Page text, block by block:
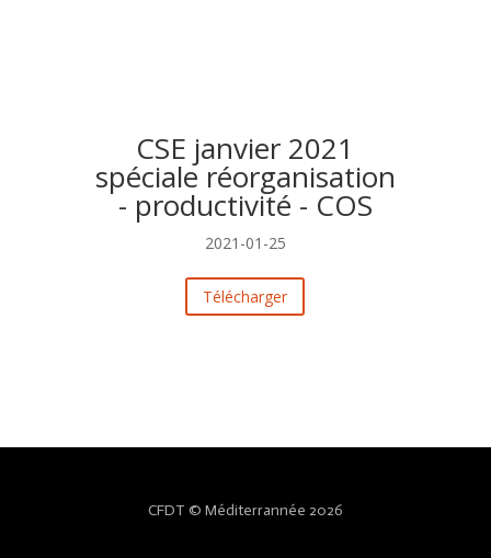
CSE janvier 2021
spéciale réorganisation
- productivité - COS
2021-01-25
Télécharger
CFDT © Méditerrannée 2026